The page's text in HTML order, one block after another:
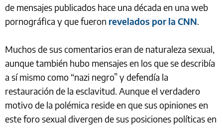
de mensajes publicados hace una década en una web
pornográfica y que fueron revelados por la CNN.
Muchos de sus comentarios eran de naturaleza sexual,
aunque también hubo mensajes en los que se describía
a sí mismo como “nazi negro” y defendía la
restauración de la esclavitud. Aunque el verdadero
motivo de la polémica reside en que sus opiniones en
este foro sexual divergen de sus posiciones políticas en